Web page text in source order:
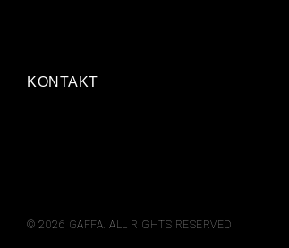
KONTAKT
© 2026 GAFFA. ALL RIGHTS RESERVED